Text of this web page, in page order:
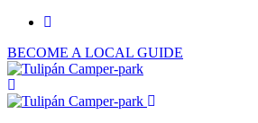
BECOME A LOCAL GUIDE